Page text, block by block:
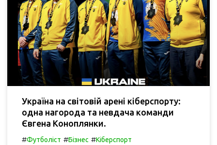
Україна на світовій арені кіберспорту:
одна нагорода та невдача команди
Євгена Коноплянки.
#Футболіст #Бізнес #Кіберспорт